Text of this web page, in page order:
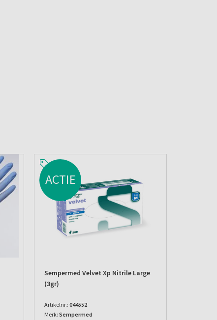
ACTIE
Sempermed Velvet Xp Nitrile Large
(3gr)
Artikelnr.: 044552
Merk: Sempermed